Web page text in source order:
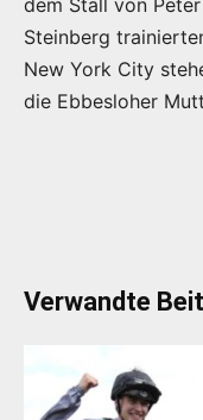
Steinberg
New York City
die Ebbesloher
Verwandte